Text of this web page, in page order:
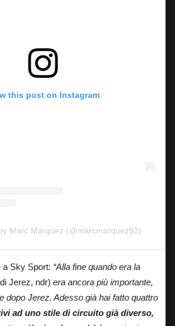
this post on Instagram
Marc Márquez (@marcmarquez93)
a Sky Sport: “Alla fine quando era la
Jerez, ndr) era ancora più importante,
dopo Jerez. Adesso già hai fatto quattro
ad uno stile di circuito già diverso,